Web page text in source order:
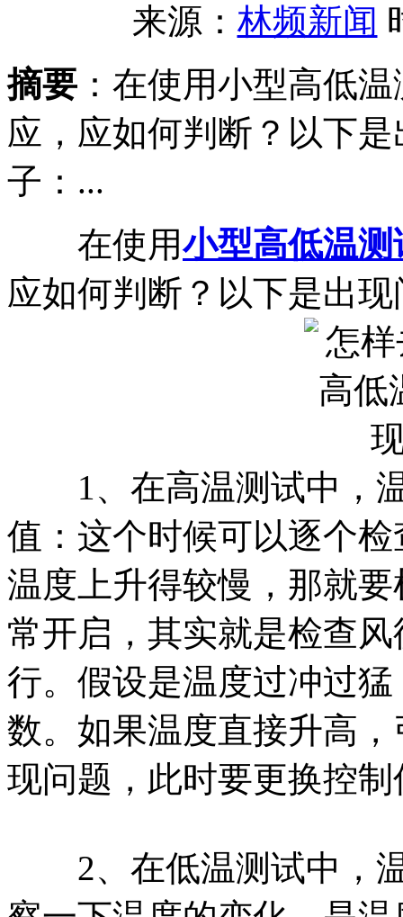
来源： 林频新闻
摘要 ：在使用小型高低
应，应如何判断？以下
子：...
在使用小型高低温测
应如何判断？以下是出
1、在高温测试中，温
值：这个时候可以逐个
温度上升得较慢，那就
常开启，其实就是检查
行。假设是温度过冲过
数。如果温度直接升高
现问题，此时要更换控制
2、在低温测试中，温